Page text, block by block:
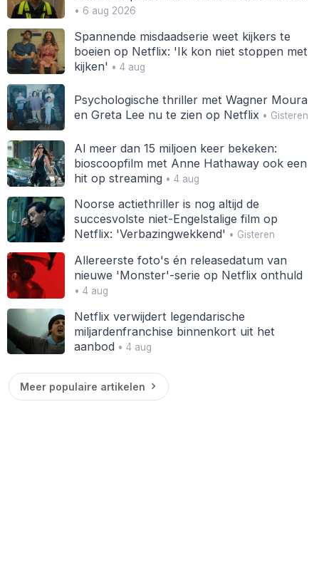
• 6 aug 2026
Spannende misdaadserie weet kijkers te
boeien op Netflix: 'Ik kon niet stoppen met
kijken' • 4 aug
Psychologische thriller met Wagner Moura
en Greta Lee nu te zien op Netflix • Gisteren
Al meer dan 15 miljoen keer bekeken:
bioscoopfilm met Anne Hathaway ook een
hit op streaming• 4 aug
Noorse actiethriller is nog altijd de
succesvolste niet-Engelstalige film op
Netflix: 'Verbazingwekkend' • Gisteren
Allereerste foto's én releasedatum van
nieuwe 'Monster'-serie op Netflix onthuld
• 4 aug
Netflix verwijdert legendarische
miljardenfranchise binnenkort uit het
aanbod • 4 aug
Meer populaire artikelen